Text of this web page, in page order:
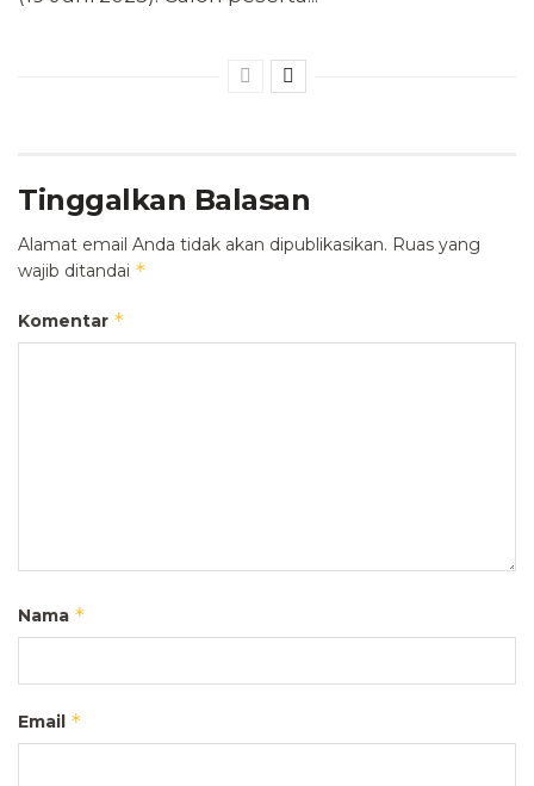
Tinggalkan Balasan
Alamat email Anda tidak akan dipublikasikan. Ruas yang
wajib ditandai *
Komentar *
Nama *
Email *